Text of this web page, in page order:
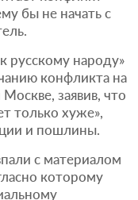
бы не начать с
русскому народу»
конфликта на
заявив, что
только хуже»,
и пошлины.
с материалом
которому